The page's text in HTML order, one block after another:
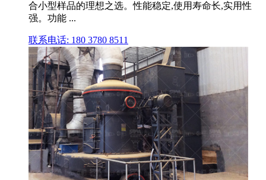
合小型样品的理想之选。性能稳定,使用寿命长,实用性
强。功能 ...
联系电话: 180 3780 8511